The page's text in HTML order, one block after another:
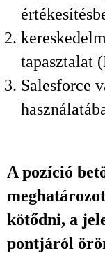
tapasztalat
Salesforce
A pozíció
kötődni, a
pontjáról